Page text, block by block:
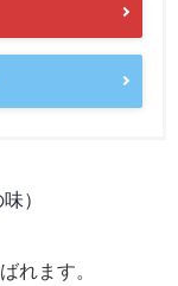
）
れます。